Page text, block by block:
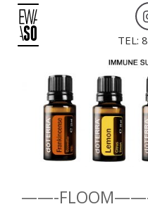
Skip
content
TEL:
——-